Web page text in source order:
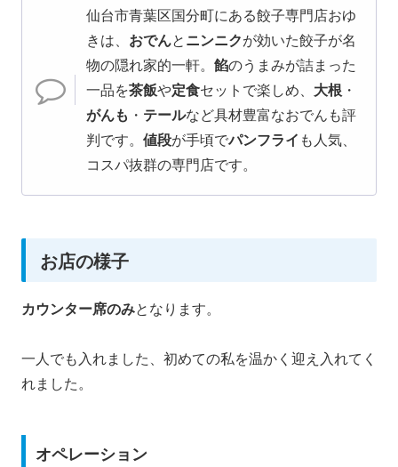
仙台市青葉区国分町にある餃子専門店おゆ
きは、 おでんとニンニクが効いた餃子が名
物の隠れ家的一軒。 餡のうまみが詰まった
一品を茶飯や定食セットで楽しめ、 大根 ・
がんも ・ テールなど具材豊富なおでんも評
判です。 値段が手頃でパンフライ も人気、
コスパ抜群の専門店です。
お店の様子
カウンター席のみとなります。
一人でも入れました、初めての私を温かく迎え入れてく
れました。
オペレーション